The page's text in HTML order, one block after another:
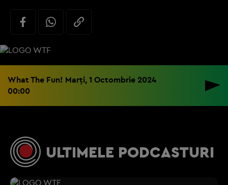
What The Fun! Marți, 1 Octombrie 2024
00:00
ULTIMELE PODCASTURI